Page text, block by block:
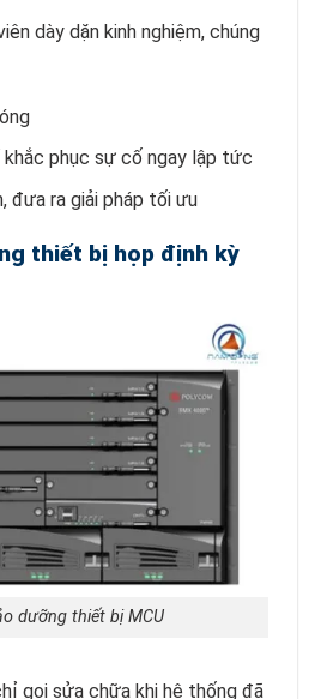
dày dặn kinh nghiệm, chúng
phục sự cố ngay lập tức
đưa ra giải pháp tối ưu
thiết bị họp định kỳ
dưỡng thiết bị MCU
gọi sửa chữa khi hệ thống đã